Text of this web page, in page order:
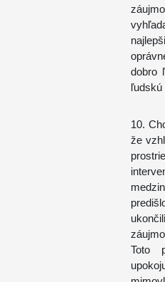
dobro
ľudskú
10.
že
Toto